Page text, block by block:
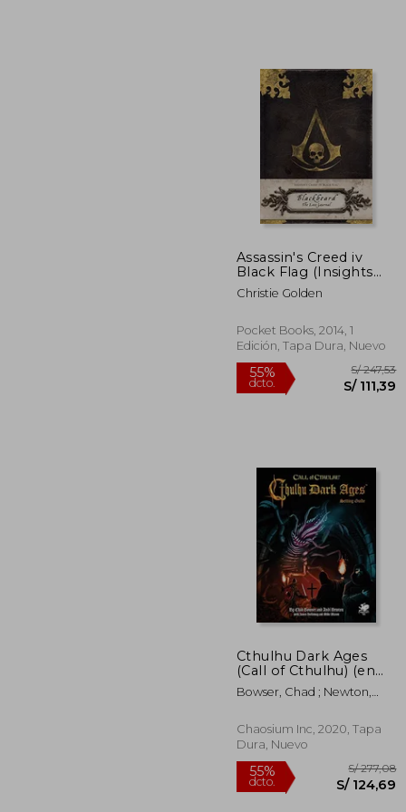
dcto. S/
Assassin's Creed iv
Black Flag (Insights
Journals) (en Inglés)
Christie Golden
Pocket Books, 2014, 1
Edición, Tapa Dura, Nuevo
55%
dcto. S/
Cthulhu Dark Ages
(Call of Cthulhu) (en
Inglés)
Bowser, Chad ; Newton,
Chaosium Inc, 2020, Tapa
Dura, Nuevo